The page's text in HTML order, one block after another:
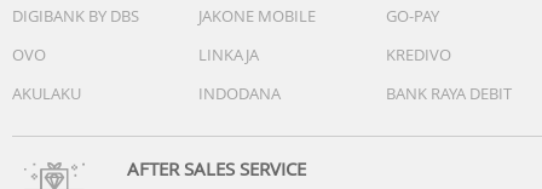
DIGIBANK BY DBS
JAKONE MOBILE
GO-PAY
OVO
LINKAJA
KREDIVO
AKULAKU
INDODANA BANK RAYA DEBIT
AFTER SALES SERVICE